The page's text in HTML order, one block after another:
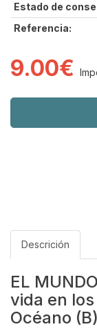
Estado de
Referencia:
9.00€
Descrición
EL
vida en
Océano (B)